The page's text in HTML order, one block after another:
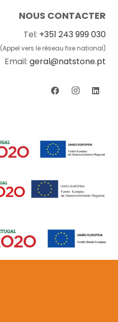
NOUS CONTACTER
Tel: +351 243 999 030
(Appel vers le réseau fixe national)
Email: geral@natstone.pt